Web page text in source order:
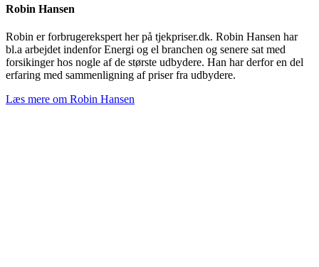
Robin Hansen
Robin er forbrugerekspert her på tjekpriser.dk. Robin Hansen har
bl.a arbejdet indenfor Energi og el branchen og senere sat med
forsikinger hos nogle af de største udbydere. Han har derfor en del
erfaring med sammenligning af priser fra udbydere.
Læs mere om Robin Hansen